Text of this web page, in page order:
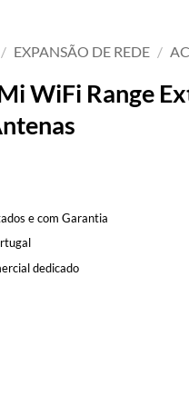
/ EXPANSÃO DE REDE /
WiFi Range
e com Garantia
dedicado